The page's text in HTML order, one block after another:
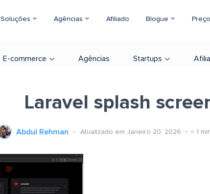
Soluções Agências Afiliado Blogue
E-commerce Agências Startups
Laravel splash
Abdul Rehman Atualizado em Janeiro 20, 2026 < 1